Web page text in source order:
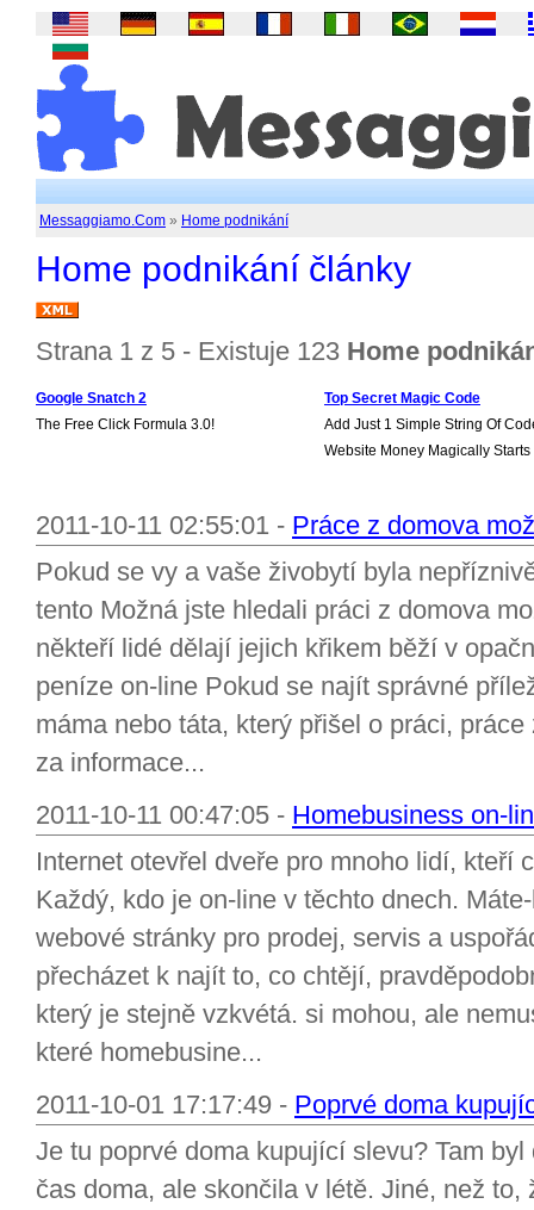
Messaggiamo.Com » Home podnikání
Home podnikání články
Strana 1 z 5 - Existuje 123 Home
Google Snatch 2
The Free Click Formula 3.0!
Top Secret Magic Code
Add Just 1 Simple String Of
Website Money Magically Starts
2011-10-11 02:55:01 - Práce z domova
Pokud se vy a vaše živobytí byla
tento Možná jste hledali práci z domova
někteří lidé dělají jejich křikem běží v
peníze on-line Pokud se najít správné
máma nebo táta, který přišel o práci,
za informace...
2011-10-11 00:47:05 - Homebusiness on-
Internet otevřel dveře pro mnoho lidí, kteří
Každý, kdo je on-line v těchto dnech.
webové stránky pro prodej, servis a
přecházet k najít to, co chtějí,
který je stejně vzkvétá. si mohou, ale
které homebusine...
2011-10-01 17:17:49 - Poprvé doma
Je tu poprvé doma kupující slevu? Tam
čas doma, ale skončila v létě. Jiné, než